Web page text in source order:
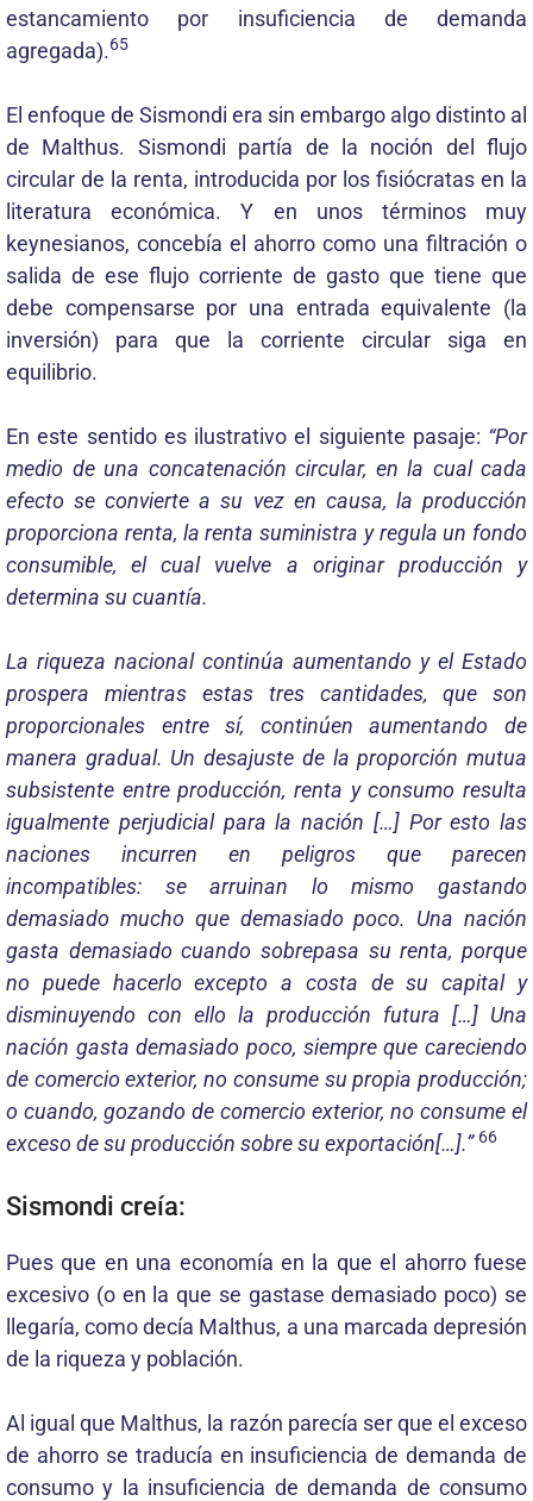
estancamiento por insuficiencia de demanda
agregada).65
El enfoque de Sismondi era sin embargo algo distinto al
de Malthus. Sismondi partía de la noción del flujo
circular de la renta, introducida por los fisiócratas en la
literatura económica. Y en unos términos muy
keynesianos, concebía el ahorro como una filtración o
salida de ese flujo corriente de gasto que tiene que
debe compensarse por una entrada equivalente (la
inversión) para que la corriente circular siga en
equilibrio.
En este sentido es ilustrativo el siguiente pasaje: “Por
medio de una concatenación circular, en la cual cada
efecto se convierte a su vez en causa, la producción
proporciona renta, la renta suministra y regula un fondo
consumible, el cual vuelve a originar producción y
determina su cuantía.
La riqueza nacional continúa aumentando y el Estado
prospera mientras estas tres cantidades, que son
proporcionales entre sí, continúen aumentando de
manera gradual. Un desajuste de la proporción mutua
subsistente entre producción, renta y consumo resulta
igualmente perjudicial para la nación […] Por esto las
naciones incurren en peligros que parecen
incompatibles: se arruinan lo mismo gastando
demasiado mucho que demasiado poco. Una nación
gasta demasiado cuando sobrepasa su renta, porque
no puede hacerlo excepto a costa de su capital y
disminuyendo con ello la producción futura […] Una
nación gasta demasiado poco, siempre que careciendo
de comercio exterior, no consume su propia producción;
o cuando, gozando de comercio exterior, no consume el
exceso de su producción sobre su exportación[…].” 66
Sismondi creía:
Pues que en una economía en la que el ahorro fuese
excesivo (o en la que se gastase demasiado poco) se
llegaría, como decía Malthus, a una marcada depresión
de la riqueza y población.
Al igual que Malthus, la razón parecía ser que el exceso
de ahorro se traducía en insuficiencia de demanda de
consumo y la insuficiencia de demanda de consumo